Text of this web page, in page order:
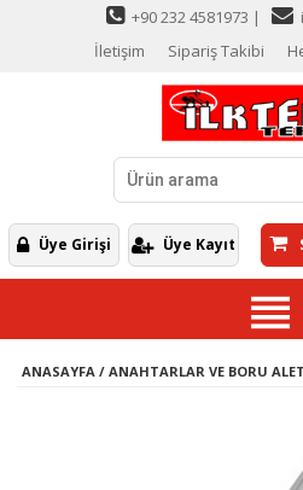
+90 232 4581973 |
İletişim
Sipariş Takibi
Üye Girişi Üye Kayıt
ANASAYFA /ANAHTARLAR VE BORU